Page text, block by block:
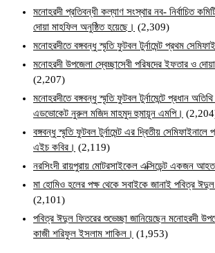
মনোহরদী প্রতিবন্ধী কল্যাণ সংস্থার নব- নির্বাচিত
দোয়া মাহফিল অনুষ্ঠিত হয়েছে। (2,309)
মনোহরদীতে বঙ্গবন্ধু স্মৃতি ফুটবল টুর্নামেন্ট প্রথম
মনোহরদী উপজেলা স্বেচ্ছাসেবী পরিষদের ইফতার ও
(2,207)
মনোহরদীতে বঙ্গবন্ধু স্মৃতি ফুটবল টুর্নামেন্টে প্রধান অতিথি
এডভোকেট নুরুল মজিদ মাহমুদ হুমায়ূন এমপি।
বঙ্গবন্ধু স্মৃতি ফুটবল টুর্নামেন্ট এর দ্বিতীয়
এইচ কবির। (2,119)
নরসিংদী রায়পুরায় মোটরসাইকেল এক্সিডেন্ট একজন
মা হোমিও হলের পক্ষ থেকে সবাইকে জানাই পবিত্র
(2,101)
পবিত্র ঈদুল ফিতরের শুভেচ্ছা জানিয়েছেন মনোহরদী
কাজী শরিফুল ইসলাম শাকিল। (1,953)